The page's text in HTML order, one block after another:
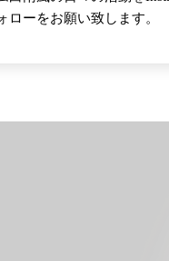
ローをお願い致します。